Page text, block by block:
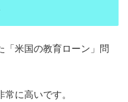
「米国の教育ローン」問
に高いです。